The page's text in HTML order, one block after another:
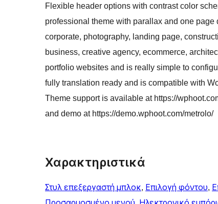
Flexible header options with contrast color
professional theme with parallax and one
corporate, photography, landing page,
business, creative agency, ecommerce,
portfolio websites and is really simple to
fully translation ready and is compatible with
Theme support is available at https://
and demo at https://demo.wphoot.com/metrolo/
Χαρακτηριστικά
Στυλ επεξεργαστή μπλοκ, Επιλογή φόντου,